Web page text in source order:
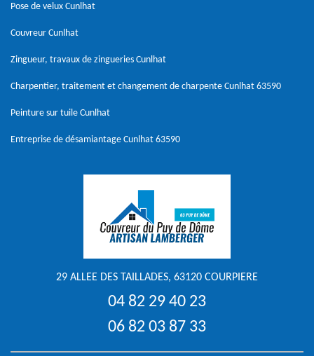
Pose de velux Cunlhat
Couvreur Cunlhat
Zingueur, travaux de zingueries Cunlhat
Charpentier, traitement et changement de charpente Cunlhat 63590
Peinture sur tuile Cunlhat
Entreprise de désamiantage Cunlhat 63590
29 ALLEE DES TAILLADES, 63120 COURPIERE
04 82 29 40 23
06 82 03 87 33